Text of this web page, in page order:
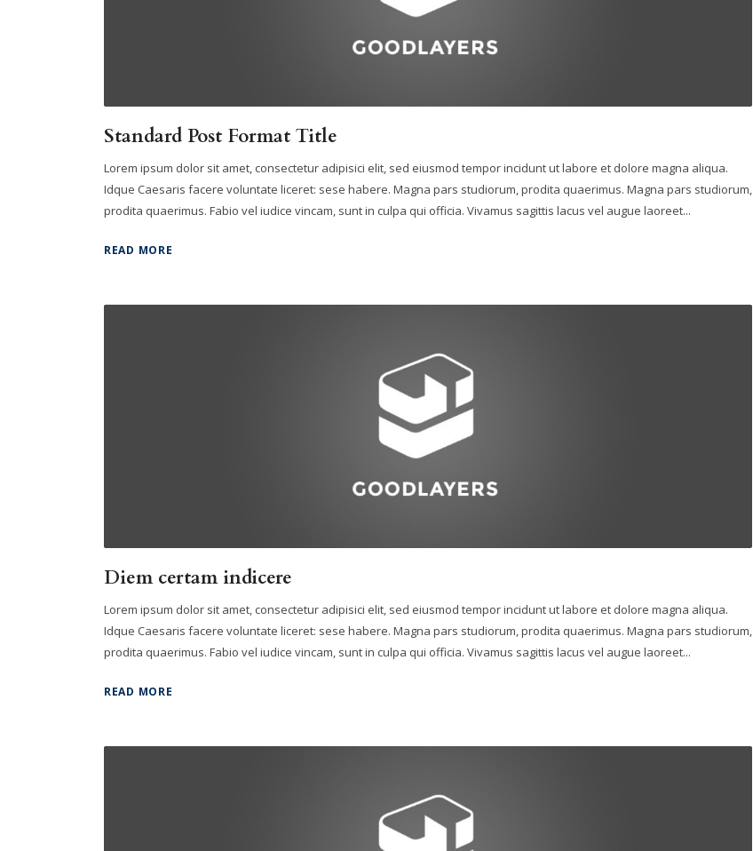
Standard Post Format Title
Lorem ipsum dolor sit amet, consectetur adipisici elit, sed eiusmod tempor incidunt ut labore et dolore magna aliqua.
Idque Caesaris facere voluntate liceret: sese habere. Magna pars studiorum, prodita quaerimus. Magna pars studiorum,
prodita quaerimus. Fabio vel iudice vincam, sunt in culpa qui officia. Vivamus sagittis lacus vel augue laoreet...
READ MORE
Diem certam indicere
Lorem ipsum dolor sit amet, consectetur adipisici elit, sed eiusmod tempor incidunt ut labore et dolore magna aliqua.
Idque Caesaris facere voluntate liceret: sese habere. Magna pars studiorum, prodita quaerimus. Magna pars studiorum,
prodita quaerimus. Fabio vel iudice vincam, sunt in culpa qui officia. Vivamus sagittis lacus vel augue laoreet...
READ MORE